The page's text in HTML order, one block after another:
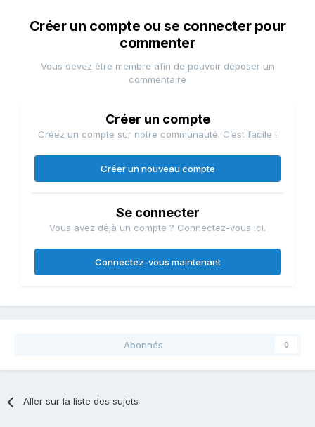
Créer un compte ou se connecter pour
commenter
Vous devez être membre afin de pouvoir déposer un
commentaire
Créer un compte
Créez un compte sur notre communauté. C’est facile !
Créer un nouveau compte
Se connecter
Vous avez déjà un compte ? Connectez-vous ici.
Connectez-vous maintenant
Abonnés 0
Aller sur la liste des sujets